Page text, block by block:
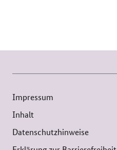
Impressum
Inhalt
Datenschutzhinweise